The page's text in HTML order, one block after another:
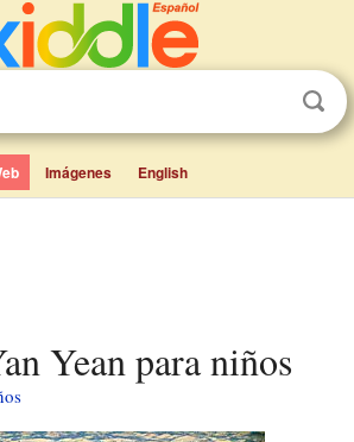
Imágenes English
Yean para niños